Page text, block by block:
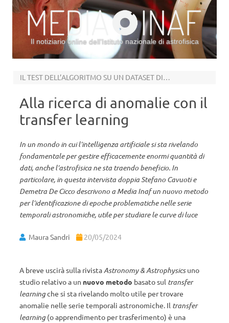
Il notiziario online dell’Istituto nazionale di astrofisica
IL TEST DELL’ALGORITMO SU UN DATASET DI IMMAGINI PRESE DA VST
Alla ricerca di anomalie con il
transfer learning
In un mondo in cui l’intelligenza artificiale si sta rivelando
fondamentale per gestire efficacemente enormi quantità di
dati, anche l’astrofisica ne sta traendo beneficio. In
particolare, in questa intervista doppia Stefano Cavuoti e
Demetra De Cicco descrivono a Media Inaf un nuovo metodo
per l’identificazione di epoche problematiche nelle serie
temporali astronomiche, utile per studiare le curve di luce
Maura Sandri 20/05/2024
A breve uscirà sulla rivistaAstronomy & Astrophysicsuno
studio relativo a un nuovo metodo basato sul transfer
learningche si sta rivelando molto utile per trovare
anomalie nelle serie temporali astronomiche. Il transfer
learning(o apprendimento per trasferimento) è una